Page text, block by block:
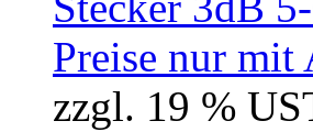
Preise nur mit
zzgl. 19 %